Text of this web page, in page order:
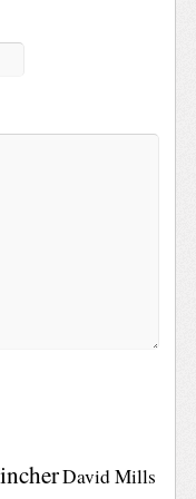
David Mills